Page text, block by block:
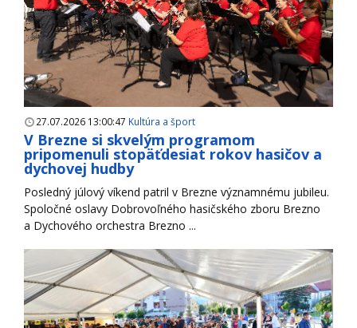
27.07.2026 13:00:47 Kultúra a šport
V Brezne si skvelým programom
pripomenuli stopäťdesiat rokov hasičov a
dychovej hudby
Posledný júlový víkend patril v Brezne významnému jubileu.
Spoločné oslavy Dobrovoľného hasičského zboru Brezno
a Dychového orchestra Brezno ...